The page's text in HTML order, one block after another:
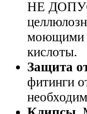
НЕ
моющими
кислоты.
Защита
фитинги